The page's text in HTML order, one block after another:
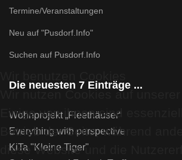
Termine/Veranstaltungen
Neu auf "Pusdorf.Info"
Suchen auf Pusdorf.Info
Die neuesten 7 Einträge ...
Wohnprojekt „Fleethäuser“
Everything with perspective
KiTa "Kleine Tiger"
Wir nutzen Cookies auf unserer
Einige von ihnen sind
Betrieb der Seite, während
diese Website und die